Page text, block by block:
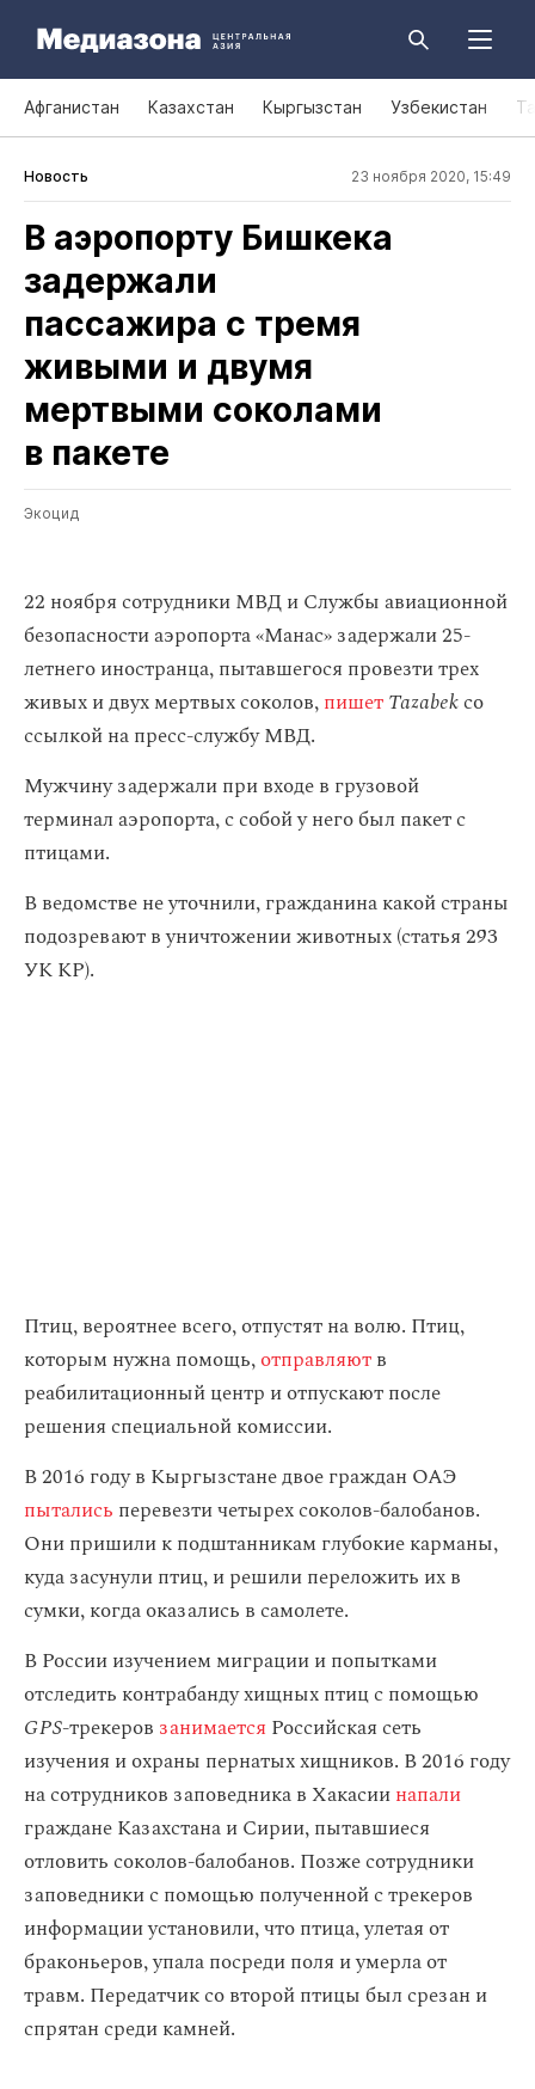
Афганистан Казахстан Кыргызстан Узбекистан
Новость 23 ноября 2020, 15:49
В аэропорту Бишкека
задержали
пассажира с тремя
живыми и двумя
мертвыми соколами
в пакете
Экоцид
22 ноября сотрудники МВД и Службы авиационной
безопасности аэропорта «Манас» задержали 25-
летнего иностранца, пытавшегося провезти трех
живых и двух мертвых соколов,пишетTazabekсо
ссылкой на пресс-службу МВД.
Мужчину задержали при входе в грузовой
терминал аэропорта, с собой у него был пакет с
птицами.
В ведомстве не уточнили, гражданина какой страны
подозревают в уничтожении животных (статья 293
УК КР).
Птиц, вероятнее всего, отпустят на волю. Птиц,
которым нужна помощь,отправляютв
реабилитационный центр и отпускают после
решения специальной комиссии.
В 2016 году в Кыргызстане двое граждан ОАЭ
пытались перевезти четырех соколов-балобанов.
Они пришили к подштанникам глубокие карманы,
куда засунули птиц, и решили переложить их в
сумки, когда оказались в самолете.
В России изучением миграции и попытками
отследить контрабанду хищных птиц с помощью
GPS-трекеров занимается Российская сеть
изучения и охраны пернатых хищников. В 2016 году
на сотрудников заповедника в Хакасиинапали
граждане Казахстана и Сирии, пытавшиеся
отловить соколов-балобанов. Позже сотрудники
заповедники с помощью полученной с трекеров
информации установили, что птица, улетая от
браконьеров, упала посреди поля и умерла от
травм. Передатчик со второй птицы был срезан и
спрятан среди камней.